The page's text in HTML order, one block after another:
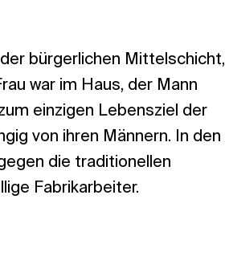
bürgerlichen Mittelschicht,
war im Haus, der Mann
einzigen Lebensziel der
von ihren Männern. In den
die traditionellen
Fabrikarbeiter.